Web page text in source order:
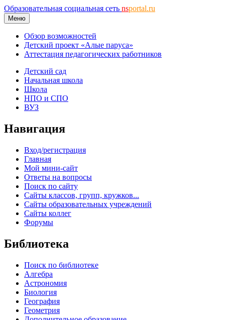
Образовательная социальная сеть nsportal.ru
Меню
Обзор возможностей
Детский проект «Алые паруса»
Аттестация педагогических работников
Детский сад
Начальная школа
Школа
НПО и СПО
ВУЗ
Навигация
Вход/регистрация
Главная
Мой мини-сайт
Ответы на вопросы
Поиск по сайту
Сайты классов, групп, кружков...
Сайты образовательных учреждений
Сайты коллег
Форумы
Библиотека
Поиск по библиотеке
Алгебра
Астрономия
Биология
География
Геометрия